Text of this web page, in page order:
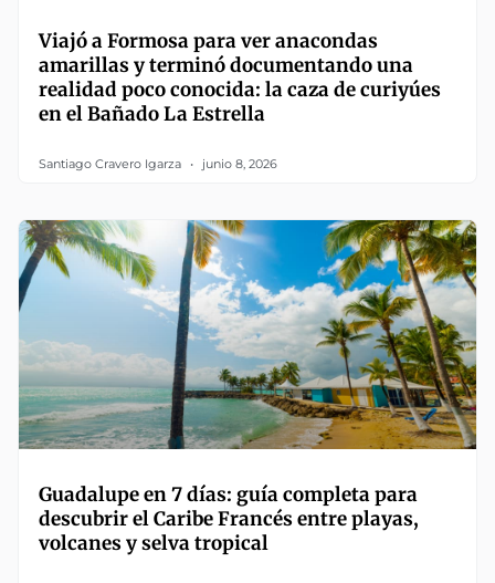
Viajó a Formosa para ver anacondas
amarillas y terminó documentando una
realidad poco conocida: la caza de curiyúes
en el Bañado La Estrella
Santiago Cravero Igarza junio 8, 2026
Guadalupe en 7 días: guía completa para
descubrir el Caribe Francés entre playas,
volcanes y selva tropical